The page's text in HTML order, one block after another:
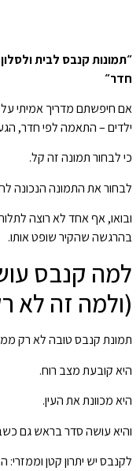
״תמונות קנבס לבית
חדר״
אם חיפשתם מדריך אמיתי על
ילדים – התאמה לפי חדר,
כי לבחור תמונה זה קל.
לבחור את התמונה הנכונה
ובואו, אף אחד לא רוצה
בהרגשה שהקיר שופט אותו.
למה קנבס
(ולמה זה לא
תמונת קנבס טובה לא רק
היא קובעת מצב רוח.
היא מכוונת את העין.
והיא עושה סדר בראש גם
לקנבס יש יתרון קטן